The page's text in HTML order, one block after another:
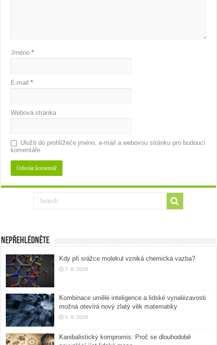
Jméno*
E-mail*
Webová stránka
Uložit do prohlížeče jméno, e-mail a webovou stránku pro budoucí
komentáře.
Nepřehlédněte
Kdy při srážce molekul vzniká chemická vazba?
7. 8. 2026
Kombinace umělé inteligence a lidské vynalézavosti
možná otevírá nový zlatý věk matematiky
5. 8. 2026
Kanibalistický kompromis: Proč se dlouhodobě